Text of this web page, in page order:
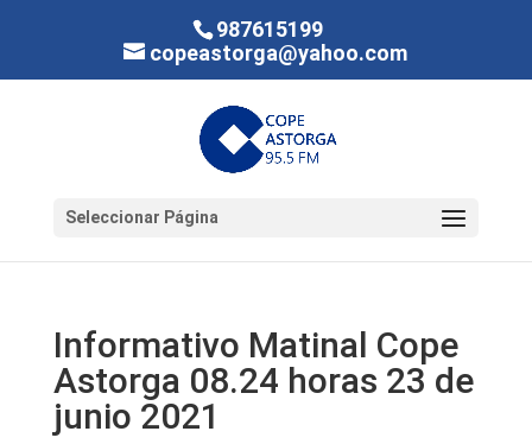
987615199
copeastorga@yahoo.com
Seleccionar Página
Informativo Matinal Cope
Astorga 08.24 horas 23 de
junio 2021